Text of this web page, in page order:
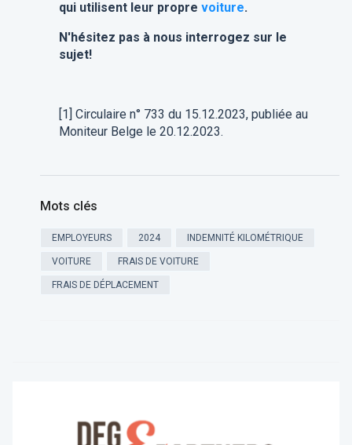
qui utilisent leur propre voiture.
N'hésitez pas à nous interrogez sur le
sujet!
[1] Circulaire n° 733 du 15.12.2023, publiée au
Moniteur Belge le 20.12.2023.
Mots clés
EMPLOYEURS 2024 INDEMNITÉ KILOMÉTRIQUE
VOITURE FRAIS DE VOITURE
FRAIS DE DÉPLACEMENT